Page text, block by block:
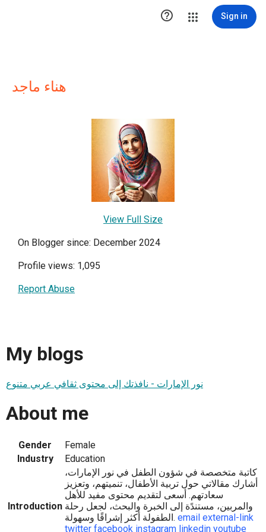
 Sign in
هناء ماجد
View Full Size
On Blogger since: December 2024
Profile views: 1,095
Report Abuse
My blogs
نور الإمارات - نافذتك إلى محتوى ثقافي عربي متنوع
About me
Gender
Female
Industry
Education
Introduction
كاتبة متخصصة في شؤون الطفل في نور الإمارات،
أشارك مقالاتي حول تربية الأطفال، تنميتهم، وتعزيز
سعادتهم. أسعى لتقديم محتوى مفيد للأهل
والمربين، مستندًة إلى الخبرة والبحث، لجعل رحلة
الطفولة أكثر إشراقًا وسهولة. email external-link
twitter facebook instagram linkedin youtube